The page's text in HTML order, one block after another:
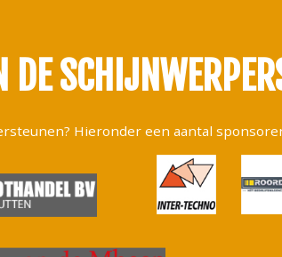
DE
Hieronder een aantal